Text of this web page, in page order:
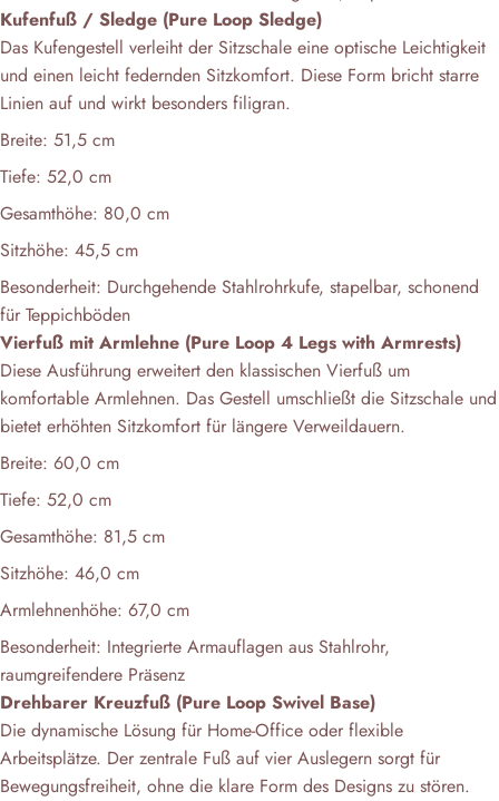
Kufenfuß / Sledge (Pure Loop Sledge)
Das Kufengestell verleiht der Sitzschale eine optische Leichtigkeit
und einen leicht federnden Sitzkomfort. Diese Form bricht starre
Linien auf und wirkt besonders filigran.
Breite: 51,5 cm
Tiefe: 52,0 cm
Gesamthöhe: 80,0 cm
Sitzhöhe: 45,5 cm
Besonderheit: Durchgehende Stahlrohrkufe, stapelbar, schonend
für Teppichböden
Vierfuß mit Armlehne (Pure Loop 4 Legs with Armrests)
Diese Ausführung erweitert den klassischen Vierfuß um
komfortable Armlehnen. Das Gestell umschließt die Sitzschale und
bietet erhöhten Sitzkomfort für längere Verweildauern.
Breite: 60,0 cm
Tiefe: 52,0 cm
Gesamthöhe: 81,5 cm
Sitzhöhe: 46,0 cm
Armlehnenhöhe: 67,0 cm
Besonderheit: Integrierte Armauflagen aus Stahlrohr,
raumgreifendere Präsenz
Drehbarer Kreuzfuß (Pure Loop Swivel Base)
Die dynamische Lösung für Home-Office oder flexible
Arbeitsplätze. Der zentrale Fuß auf vier Auslegern sorgt für
Bewegungsfreiheit, ohne die klare Form des Designs zu stören.